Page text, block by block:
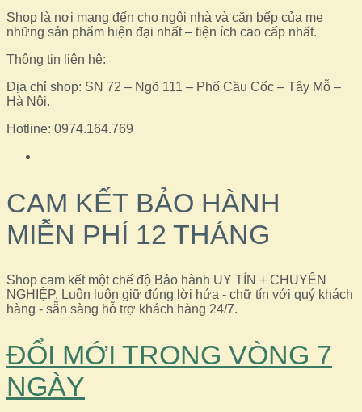
Shop là nơi mang đến cho ngôi nhà và căn bếp của mẹ
những sản phẩm hiện đại nhất – tiện ích cao cấp nhất.
Thông tin liên hệ:
Địa chỉ shop: SN 72 – Ngõ 111 – Phố Cầu Cốc – Tây Mỗ –
Hà Nội.
Hotline: 0974.164.769
CAM KẾT BẢO HÀNH
MIỄN PHÍ 12 THÁNG
Shop cam kết một chế độ Bảo hành UY TÍN + CHUYÊN
NGHIỆP. Luôn luôn giữ đúng lời hứa - chữ tín với quý khách
hàng - sẵn sàng hỗ trợ khách hàng 24/7.
ĐỔI MỚI TRONG VÒNG 7
NGÀY